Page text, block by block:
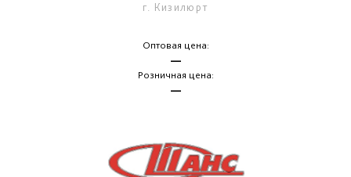
г. Кизилюрт
Оптовая цена:
—
Розничная цена:
—